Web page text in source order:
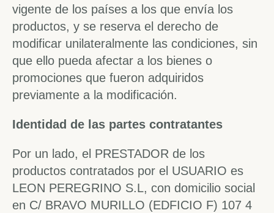
vigente de los países a los que envía los
productos, y se reserva el derecho de
modificar unilateralmente las condiciones, sin
que ello pueda afectar a los bienes o
promociones que fueron adquiridos
previamente a la modificación.
Identidad de las partes contratantes
Por un lado, el PRESTADOR de los
productos contratados por el USUARIO es
LEON PEREGRINO S.L, con domicilio social
en C/ BRAVO MURILLO (EDFICIO F) 107 4